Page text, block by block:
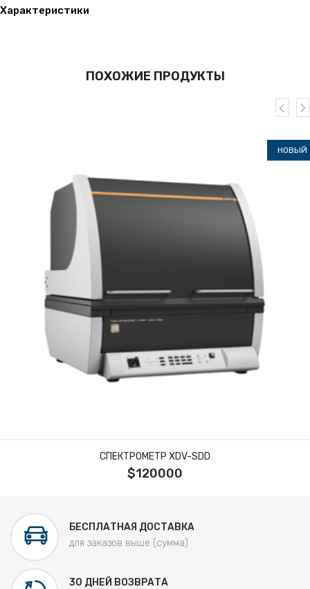
Характеристики
ПОХОЖИЕ ПРОДУКТЫ
НОВЫЙ
СПЕКТРОМЕТР XDV-SDD
$120000
БЕСПЛАТНАЯ ДОСТАВКА
для заказов выше (сумма)
30 ДНЕЙ ВОЗВРАТА